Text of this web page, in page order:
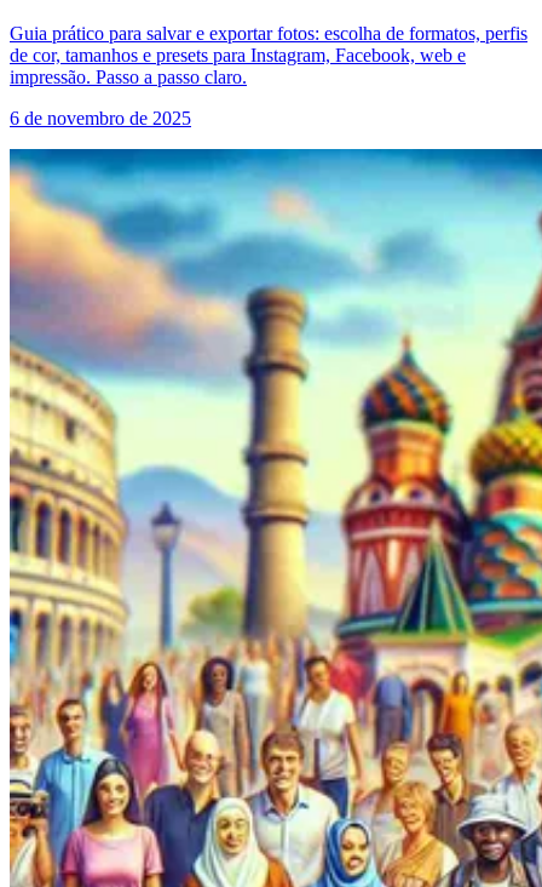
Guia prático para salvar e exportar fotos: escolha de formatos, perfis
de cor, tamanhos e presets para Instagram, Facebook, web e
impressão. Passo a passo claro.
6 de novembro de 2025